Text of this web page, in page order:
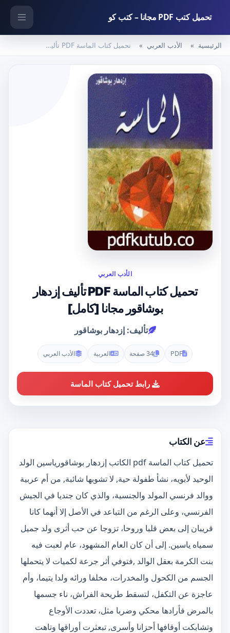
تحميل كتب PDF مجانا – كتب كو
الرئيسية الأدب العربي تحميل كتاب الماسة PDF تأليف إزدهار بوشاقور مجانا [كامل]
الأدب العربي
تحميل كتاب الماسة PDF تأليف إزدهار
بوشاقور مجانا [كامل]
تأليف: إزدهار بوشاقور
PDF 34 صفحة العربية الأدب العربي
رابط تحميل كتاب الماسة
عن الكتاب
تحميل كتاب الماسة pdf الكاتب إزدهار بوشاقورياسين الولد
الوحيد لأبويه، نشأ طفولة حية, لا تشوبها شائبة, من أم عربية
ووالد فرنسي المولد والجنسية، والذي كان جنديا في الجيش
الفرنسي، وعلى الرغم من التباعد في الأصل إلا أنهما كانا
قريبان إلى بعض قلبا وروحا، تزوجا عن حب أثرى ولد جميل
سمياه ياسين. إلى أن كان العام المشهود، عام لعبت فيه
بنت الكرمة بعقل الوالد ,فتوفي أثر جرعة لكميات لا يتحملها
الجسم من الكحول والمخدرات، مخلفا ورائه ولدا يتيما، وأم
عاجزة عن التكفل، لتسقط طريحة الفراش، ناء جسمها
بالمرض فأرادها محكي وضربا مثل، تعددت الأوجاع
وتشابكت أوقافها أحزانا وأسرى, تبعثرت أوراقها وتاهت